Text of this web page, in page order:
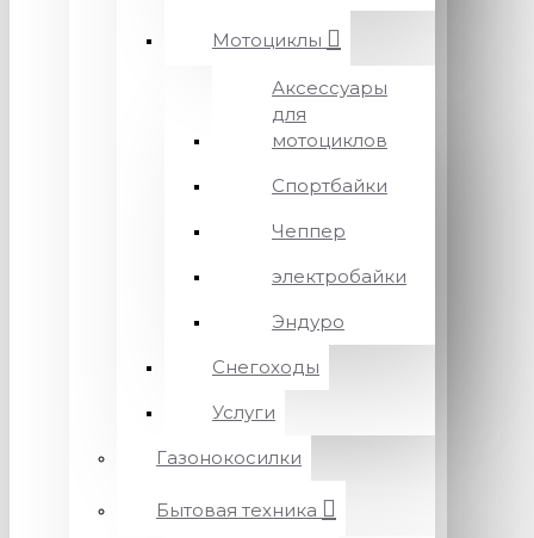
Мотоциклы
Аксессуары
для
мотоциклов
Спортбайки
Чеппер
электробайки
Эндуро
Снегоходы
Услуги
Газонокосилки
Бытовая техника